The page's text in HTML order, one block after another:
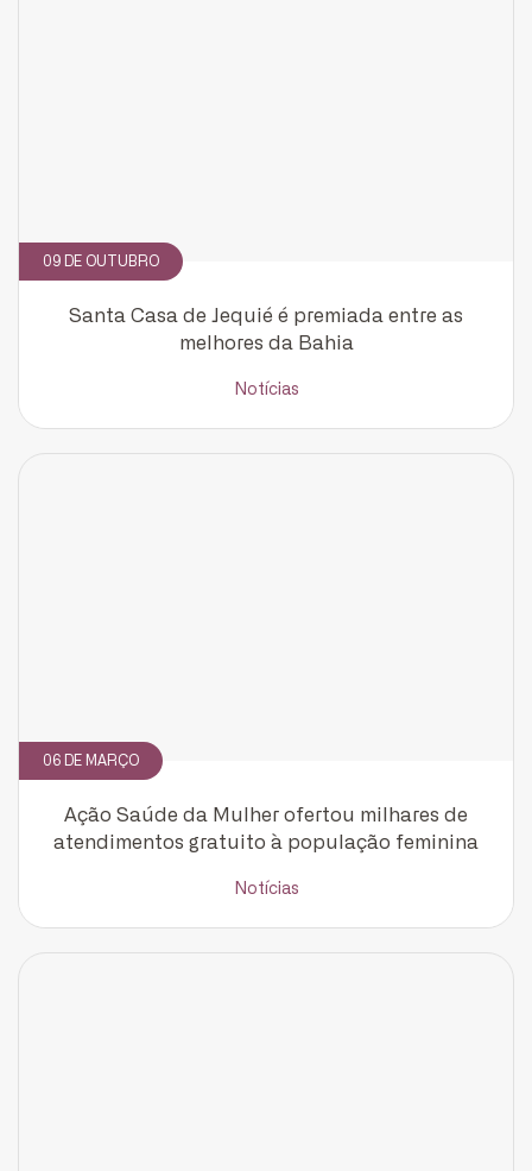
09 DE OUTUBRO
Santa Casa de Jequié é premiada entre as
melhores da Bahia
Notícias
06 DE MARÇO
Ação Saúde da Mulher ofertou milhares de
atendimentos gratuito à população feminina
Notícias
CADASTRE-SE
Silveira em seu e-mail.